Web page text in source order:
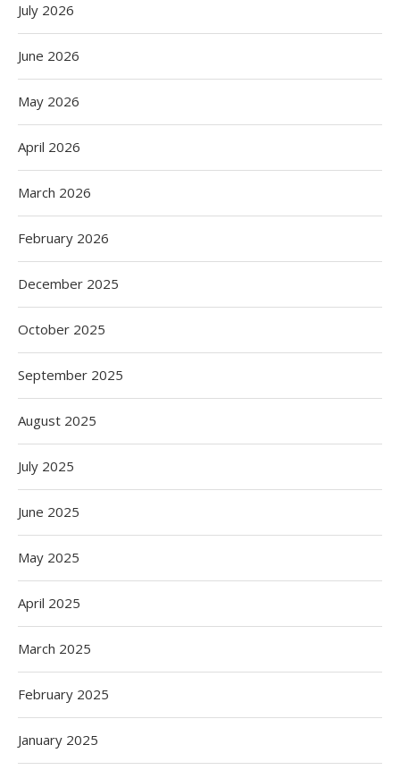
July 2026
June 2026
May 2026
April 2026
March 2026
February 2026
December 2025
October 2025
September 2025
August 2025
July 2025
June 2025
May 2025
April 2025
March 2025
February 2025
January 2025